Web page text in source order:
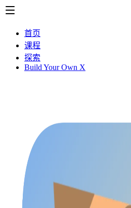
首页
课程
探索
Build Your Own X